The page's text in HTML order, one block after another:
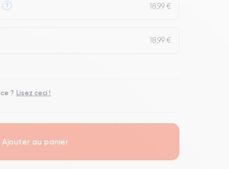
? 18,99 €
18,99 €
? Lisez ceci !
Ajouter au panier